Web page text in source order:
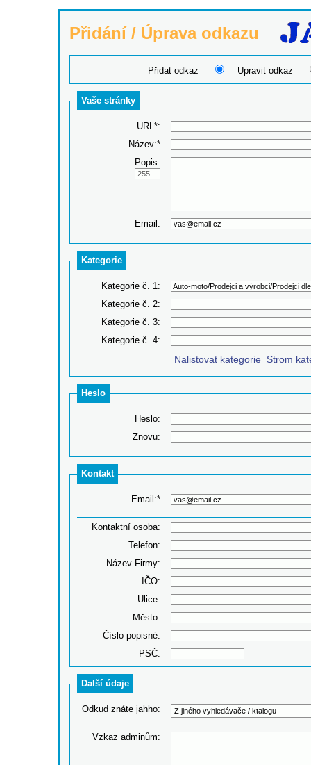
Přidání / Úprava odkazu
Přidat odkaz Upravit odkaz
Vaše stránky
URL*:
Název:*
Popis:
Email:
Kategorie
Kategorie č. 1:
Kategorie č. 2:
Kategorie č. 3:
Kategorie č. 4:
Nalistovat kategorie Strom
Heslo
Heslo:
Znovu:
Kontakt
Email:*
Kontaktní osoba:
Telefon:
Název Firmy:
IČO:
Ulice:
Město:
Číslo popisné:
PSČ:
Další údaje
Odkud znáte jahho:
Vzkaz adminům: